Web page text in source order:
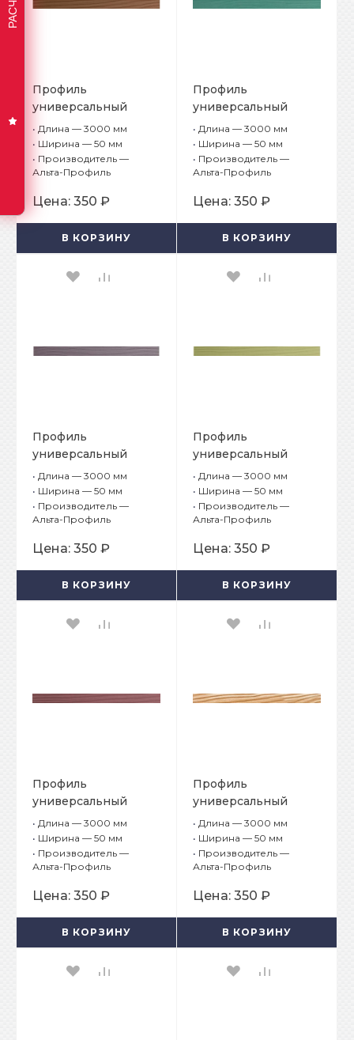
Профиль
универсальный
Альта-Борд Элит
ВС-50 Светло-
коричневый
• Длина — 3000 мм
• Ширина — 50 мм
• Производитель —
Альта-Профиль
Цена: 350 ₽
В КОРЗИНУ
Профиль
универсальный
Альта-Борд Элит
ВС-50 Зелёный
• Длина — 3000 мм
• Ширина — 50 мм
• Производитель —
Альта-Профиль
Цена: 350 ₽
В КОРЗИНУ
Профиль
универсальный
Альта-Борд Элит
ВС-50 Сиреневый
• Длина — 3000 мм
• Ширина — 50 мм
• Производитель —
Альта-Профиль
Цена: 350 ₽
В КОРЗИНУ
Профиль
универсальный
Альта-Борд Элит
ВС-50 Оливковый
• Длина — 3000 мм
• Ширина — 50 мм
• Производитель —
Альта-Профиль
Цена: 350 ₽
В КОРЗИНУ
Профиль
универсальный
Альта-Борд Элит
ВС-50 Гранатовый
• Длина — 3000 мм
• Ширина — 50 мм
• Производитель —
Альта-Профиль
Цена: 350 ₽
В КОРЗИНУ
Профиль
универсальный
Альта-Борд Тимбер
ВС-50 Вишня
• Длина — 3000 мм
• Ширина — 50 мм
• Производитель —
Альта-Профиль
Цена: 350 ₽
В КОРЗИНУ